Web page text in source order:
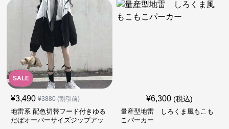
SALE
¥3,490 ¥3880(割引前)
地雷系 配色切替フード付きゆる
だぼオーバーサイズジップアッ
¥6,300 (税込)
量産型地雷 しろくま風もこも
こパーカー